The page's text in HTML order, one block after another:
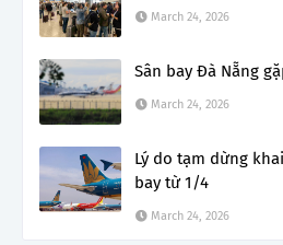
March 24, 2026
Sân bay Đà Nẵng
March 24, 2026
Lý do tạm dừng
bay từ 1/4
March 24, 2026